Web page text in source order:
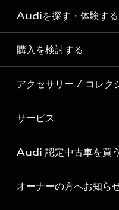
Audi ブランド
Story of Progress
Audi Sport
Formula 1®
デジタルサービス
Audiを探す・体験する
ディーラー検索
新車在庫検索
試乗車・展示車検索
見積り依頼
試乗予約
購入を検討する
モデル一覧
特別仕様モデル / 限定モデ
e-tronラインアップ
価格シミュレーション
車両比較
アクセサリー / コレク
純正アクセサリー
オンラインショップ
Audi collection
アウディナビアプリ
サービス
サービス入庫予約
サービスプログラム
メンテナンス
Audi 認定中古車を買う
Audi認定中古車
オーナーの方へお知ら